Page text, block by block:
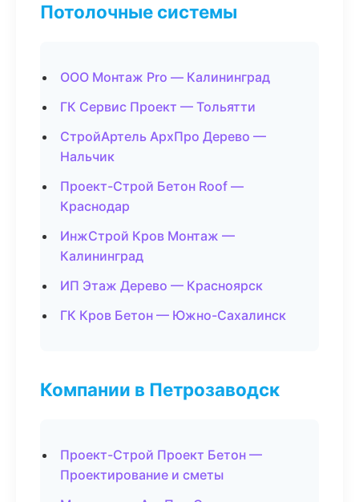
Потолочные системы
ООО Монтаж Pro — Калининград
ГК Сервис Проект — Тольятти
СтройАртель АрхПро Дерево —
Нальчик
Проект-Строй Бетон Roof —
Краснодар
ИнжСтрой Кров Монтаж —
Калининград
ИП Этаж Дерево — Красноярск
ГК Кров Бетон — Южно-Сахалинск
Компании в Петрозаводск
Проект-Строй Проект Бетон —
Проектирование и сметы